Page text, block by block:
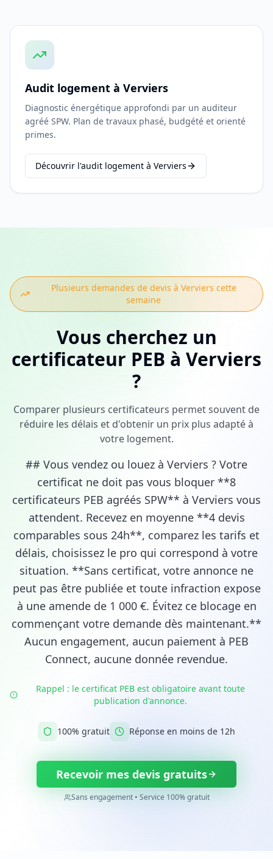
Audit logement à Verviers
Diagnostic énergétique approfondi par un auditeur
agréé SPW. Plan de travaux phasé, budgété et orienté
primes.
Découvrir l'audit logement à Verviers
Plusieurs demandes de devis à Verviers cette
semaine
Vous cherchez un
certificateur PEB à Verviers
?
Comparer plusieurs certificateurs permet souvent de
réduire les délais et d'obtenir un prix plus adapté à
votre logement.
## Vous vendez ou louez à Verviers ? Votre
certificat ne doit pas vous bloquer **8
certificateurs PEB agréés SPW** à Verviers vous
attendent. Recevez en moyenne **4 devis
comparables sous 24h**, comparez les tarifs et
délais, choisissez le pro qui correspond à votre
situation. **Sans certificat, votre annonce ne
peut pas être publiée et toute infraction expose
à une amende de 1 000 €. Évitez ce blocage en
commençant votre demande dès maintenant.**
Aucun engagement, aucun paiement à PEB
Connect, aucune donnée revendue.
Rappel : le certificat PEB est obligatoire avant toute
publication d'annonce.
100% gratuit Réponse en moins de 12h
Recevoir mes devis gratuits
Sans engagement • Service 100% gratuit